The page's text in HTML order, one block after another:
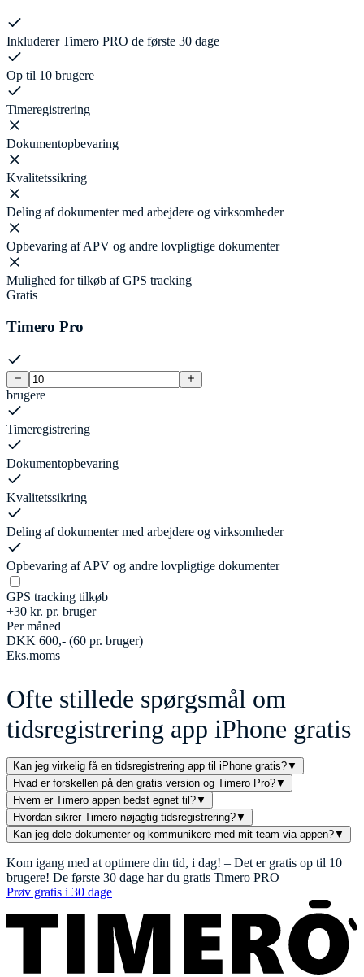
Inkluderer Timero PRO de første 30 dage
Op til 10 brugere
Timeregistrering
Dokumentopbevaring
Kvalitetssikring
Deling af dokumenter med arbejdere og virksomheder
Opbevaring af APV og andre lovpligtige dokumenter
Mulighed for tilkøb af GPS tracking
Gratis
Timero Pro
brugere
Timeregistrering
Dokumentopbevaring
Kvalitetssikring
Deling af dokumenter med arbejdere og virksomheder
Opbevaring af APV og andre lovpligtige dokumenter
GPS tracking tilkøb
+30 kr. pr. bruger
Per måned
DKK 600,- (60 pr. bruger)
Eks.moms
Ofte stillede spørgsmål om
tidsregistrering app iPhone gratis
Kan jeg virkelig få en tidsregistrering app til iPhone gratis?▼
Hvad er forskellen på den gratis version og Timero Pro?▼
Hvem er Timero appen bedst egnet til?▼
Hvordan sikrer Timero nøjagtig tidsregistrering?▼
Kan jeg dele dokumenter og kommunikere med mit team via appen?▼
Kom igang med at optimere din tid, i dag! – Det er gratis op til 10
brugere! De første 30 dage har du gratis Timero PRO
Prøv gratis i 30 dage